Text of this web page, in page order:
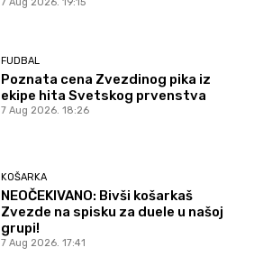
FUDBAL
Poznata cena Zvezdinog pika iz
ekipe hita Svetskog prvenstva
7 Aug 2026. 18:26
KOŠARKA
NEOČEKIVANO: Bivši košarkaš
Zvezde na spisku za duele u našoj
grupi!
7 Aug 2026. 17:41